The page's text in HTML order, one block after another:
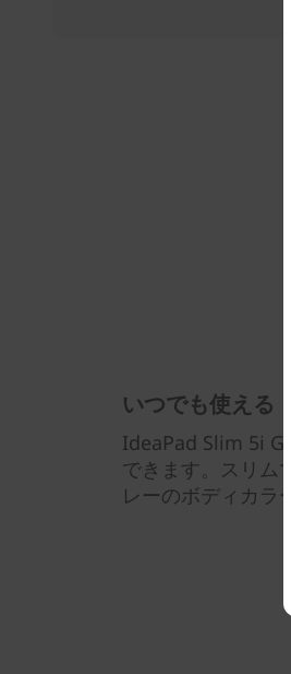
いつでも使える
IdeaPad Slim 5i
できます。スリム
レーのボディカラ